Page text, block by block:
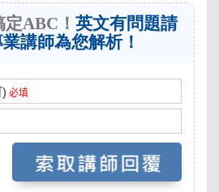
ABC！ 英文有問題請
講師為您解析！